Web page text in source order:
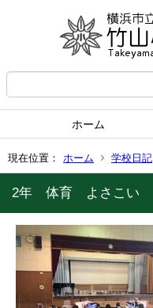
ホーム
現在位置： ホーム 学校日記
2年 体育 よさこい